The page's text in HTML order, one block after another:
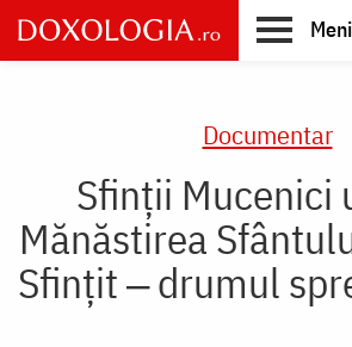
Skip
to
main
Documentar
Sfinții Mucenici
Mănăstirea
Sfințit ‒ drumul